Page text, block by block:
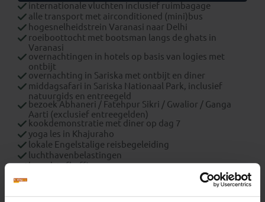
internationale vluchten inclusief ruimbagage
alle transport met airconditioned (mini)bus
hogesnelheidstrein Varanasi naar Delhi
roeiboottocht met bootsman langs de ghats in
Varanasi
overnachtingen in hotels op basis van logies met
ontbijt
overnachting in Sariska met ontbijt en diner
middagsafari in Sariska Nationaal Park, inclusief
natuurgids en entreegeld
bezoek Abhaneri / Fatehpur Sikri / Gwalior / Ganga
Aarti (exclusief entreegelden)
kookdemonstratie met diner op dag 7
yoga les in Khajuraho
lokale Engelstalige reisbegeleiding
luchthavenbelastingen
brandstofheffing